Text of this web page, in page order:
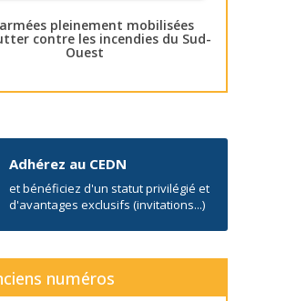
pleinement mobilisées
contre les incendies du Sud-
Ouest
Adhérez au CEDN
et bénéficiez d'un statut privilégié et
d'avantages exclusifs (invitations...)
numéros